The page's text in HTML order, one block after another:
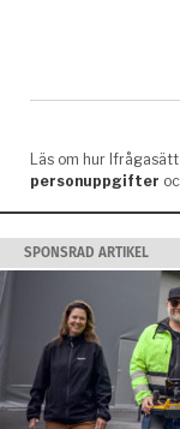
SPONSRAD ARTIKEL